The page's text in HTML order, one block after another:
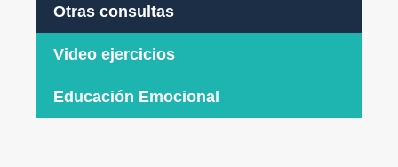
Otras consultas
Video ejercicios
Educación Emocional